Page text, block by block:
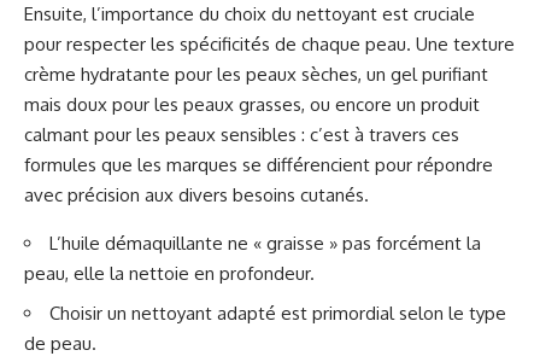
Ensuite, l’importance du choix du nettoyant est cruciale
pour respecter les spécificités de chaque peau. Une texture
crème hydratante pour les peaux sèches, un gel purifiant
mais doux pour les peaux grasses, ou encore un produit
calmant pour les peaux sensibles : c’est à travers ces
formules que les marques se différencient pour répondre
avec précision aux divers besoins cutanés.
L’huile démaquillante ne « graisse » pas forcément la
peau, elle la nettoie en profondeur.
Choisir un nettoyant adapté est primordial selon le type
de peau.